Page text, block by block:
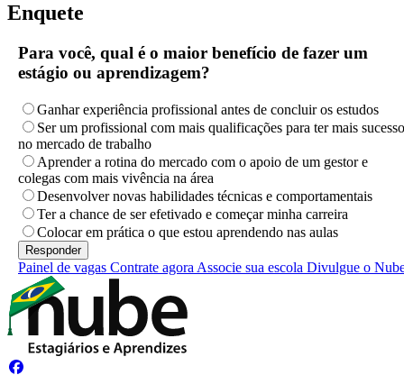
Enquete
Para você, qual é o maior benefício de fazer um
estágio ou aprendizagem?
Ganhar experiência profissional antes de concluir os estudos
Ser um profissional com mais qualificações para ter mais sucesso
no mercado de trabalho
Aprender a rotina do mercado com o apoio de um gestor e
colegas com mais vivência na área
Desenvolver novas habilidades técnicas e comportamentais
Ter a chance de ser efetivado e começar minha carreira
Colocar em prática o que estou aprendendo nas aulas
Painel de vagas Contrate agora Associe sua escola Divulgue o